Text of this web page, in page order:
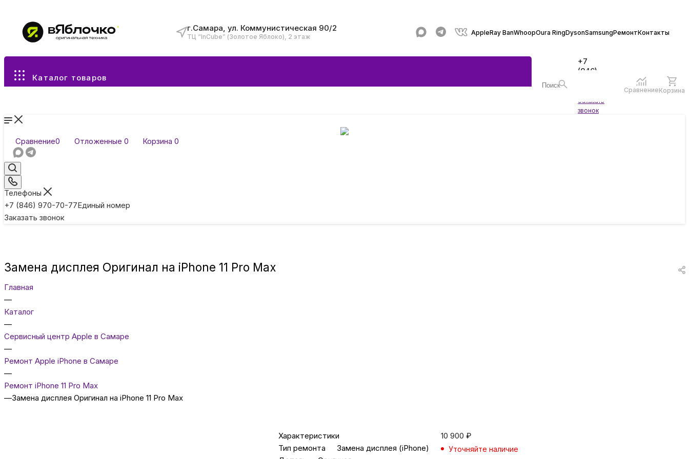
г.Самара, ул. Коммунистическая 90/2
ТЦ “InCube” (Золотое Яблоко), 2 этаж
AppleRay BanWhoopOura RingDysonSamsungРемонтКонтакты
Каталог товаров
+7
(846)
Заказать
звонок
СравнениеКорзина
Сравнение0 Отложенные 0 Корзина 0
Телефоны
+7 (846) 970-70-77Единый номер
Заказать звонок
Все разделы каталога
Замена дисплея Оригинал на iPhone 11 Pro Max
Главная
—
Каталог
—
Сервисный центр Apple в Самаре
—
Ремонт Apple iPhone в Самаре
—
Ремонт iPhone 11 Pro Max
—Замена дисплея Оригинал на iPhone 11 Pro Max
Характеристики
Тип ремонта
Замена дисплея (iPhone)
10 900 ₽
Уточняйте наличие